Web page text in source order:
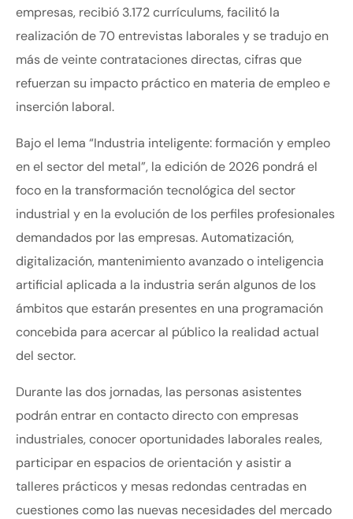
empresas, recibió 3.172 currículums, facilitó la
realización de 70 entrevistas laborales y se tradujo en
más de veinte contrataciones directas, cifras que
refuerzan su impacto práctico en materia de empleo e
inserción laboral.
Bajo el lema “Industria inteligente: formación y empleo
en el sector del metal”, la edición de 2026 pondrá el
foco en la transformación tecnológica del sector
industrial y en la evolución de los perfiles profesionales
demandados por las empresas. Automatización,
digitalización, mantenimiento avanzado o inteligencia
artificial aplicada a la industria serán algunos de los
ámbitos que estarán presentes en una programación
concebida para acercar al público la realidad actual
del sector.
Durante las dos jornadas, las personas asistentes
podrán entrar en contacto directo con empresas
industriales, conocer oportunidades laborales reales,
participar en espacios de orientación y asistir a
talleres prácticos y mesas redondas centradas en
cuestiones como las nuevas necesidades del mercado